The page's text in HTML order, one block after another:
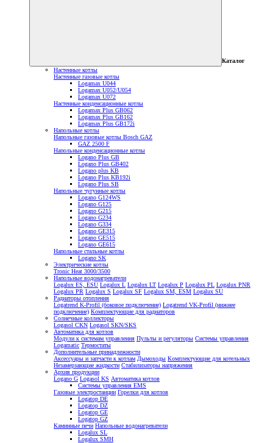
Каталог
Настенные котлы
Настенные газовые котлы
Logamax U044
Logamax U052/U054
Logamax U072
Настенные конденсационные котлы
Logamax Plus GB062
Logamax Plus GB162
Logamax Plus GB172i
Напольные котлы
Напольные газовые котлы Bosch GAZ
GAZ 2500 F
Напольные конденсационные котлы
Logano Plus GB
Logano Plus GB402
Logano plus KB
Logano Plus KB192i
Logano Plus SB
Напольные чугунные котлы
Logano G124WS
Logano G125
Logano G215
Logano G234
Logano G334
Logano GE315
Logano GE515
Logano GE615
Напольные стальные котлы
Logano SK
Электрические котлы
Tronic Heat 3000/3500
Напольные водонагреватели
Logalux ES, ESU Logalux L Logalux LT Logalux P Logalux PL Logalux PNR
Logalux PR Logalux S Logalux SF Logalux SM, ESM Logalux SU
Радиаторы отопления
Logatrend K-Profil (боковое подключение) Logatrend VK-Profil (нижнее
подключение) Комплектующие для радиаторов
Солнечные коллекторы
Logasol CKN Logasol SKN/SKS
Автоматика для котлов
Модули к системам управления Пульты и регуляторы Системы управления
Logamatic Термостаты
Дополнительные принадлежности
Аксессуары и запчасти к котлам Дымоходы Комплектующие для котельных
Незамерзающие жидкости Стабилизаторы напряжения
Архив продукции
Logano G Logasol KS Автоматика котлов
Системы управления EMS
Газовые электростанции Горелки для котлов
Logatop DE
Logatop DZ
Logatop GE
Logatop GZ
Каминные печи Напольные водонагреватели
Logalux SL
Logalux SMH